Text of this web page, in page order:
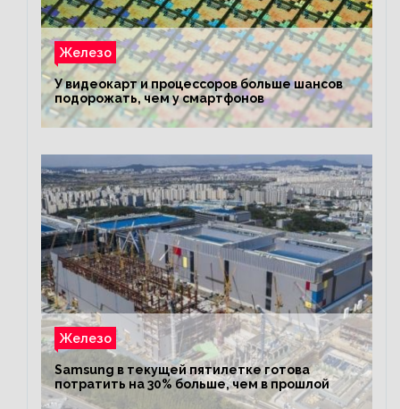
Железо
У видеокарт и процессоров больше шансов
подорожать, чем у смартфонов
Железо
Samsung в текущей пятилетке готова
потратить на 30% больше, чем в прошлой